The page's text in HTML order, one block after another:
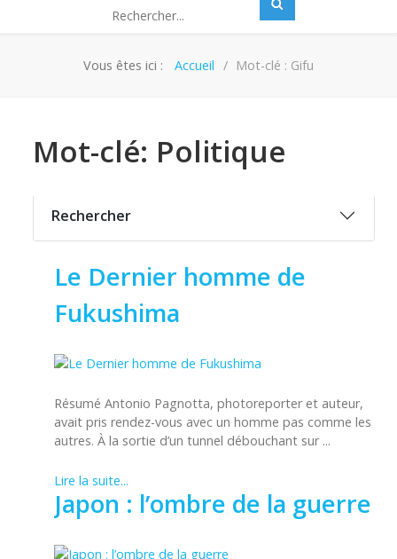
Vous êtes ici : Accueil Mot-clé : Gifu
Mot-clé: Politique
Rechercher
Le Dernier homme de
Fukushima
Résumé Antonio Pagnotta, photoreporter et auteur,
avait pris rendez-vous avec un homme pas comme les
autres. À la sortie d’un tunnel débouchant sur ...
Lire la suite...
Japon : l’ombre de la guerre